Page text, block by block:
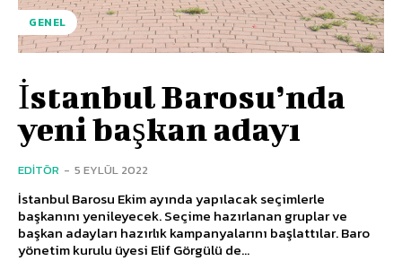
GENEL
İstanbul Barosu’nda
yeni başkan adayı
EDITÖR - 5 EYLÜL 2022
İstanbul Barosu Ekim ayında yapılacak seçimlerle
başkanını yenileyecek. Seçime hazırlanan gruplar ve
başkan adayları hazırlık kampanyalarını başlattılar. Baro
yönetim kurulu üyesi Elif Görgülü de...